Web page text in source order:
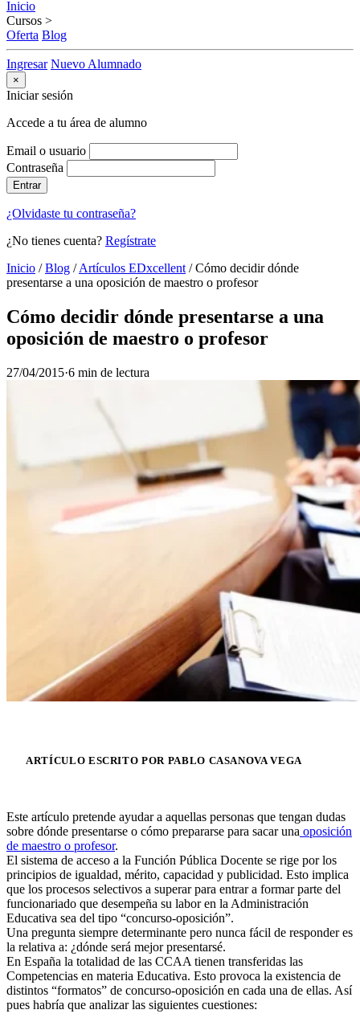
Inicio
Cursos >
Oferta Blog
Ingresar Nuevo Alumnado
×
Iniciar sesión
Accede a tu área de alumno
Email o usuario
Contraseña
Entrar
¿Olvidaste tu contraseña?
¿No tienes cuenta? Regístrate
Inicio / Blog / Artículos EDxcellent /Cómo decidir dónde
presentarse a una oposición de maestro o profesor
Cómo decidir dónde presentarse a una
oposición de maestro o profesor
27/04/2015·6 min de lectura
ARTÍCULO ESCRITO POR PABLO CASANOVA VEGA
Este artículo pretende ayudar a aquellas personas que tengan dudas
sobre dónde presentarse o cómo prepararse para sacar una oposición
de maestro o profesor.
El sistema de acceso a la Función Pública Docente se rige por los
principios de igualdad, mérito, capacidad y publicidad. Esto implica
que los procesos selectivos a superar para entrar a formar parte del
funcionariado que desempeña su labor en la Administración
Educativa sea del tipo “concurso-oposición”.
Una pregunta siempre determinante pero nunca fácil de responder es
la relativa a: ¿dónde será mejor presentarsé.
En España la totalidad de las CCAA tienen transferidas las
Competencias en materia Educativa. Esto provoca la existencia de
distintos “formatos” de concurso-oposición en cada una de ellas. Así
pues habría que analizar las siguientes cuestiones: